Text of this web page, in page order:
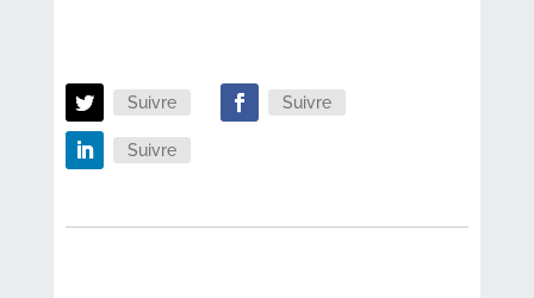
Suivre Suivre
Suivre